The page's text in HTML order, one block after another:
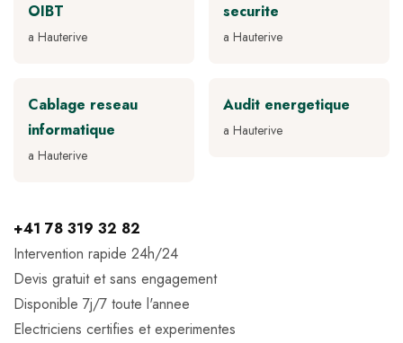
OIBT
a Hauterive
securite
a Hauterive
Cablage reseau
informatique
a Hauterive
Audit energetique
a Hauterive
+41 78 319 32 82
Intervention rapide 24h/24
Devis gratuit et sans engagement
Disponible 7j/7 toute l'annee
Electriciens certifies et experimentes